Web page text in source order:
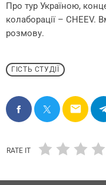
Про тур Україною,
колаборації – CHEEV.
розмову.
ГІСТЬ СТУДІЇ
email
RATE IT